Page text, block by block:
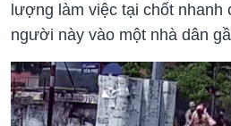
lượng làm việc tại chốt nhanh
người này vào một nhà dân